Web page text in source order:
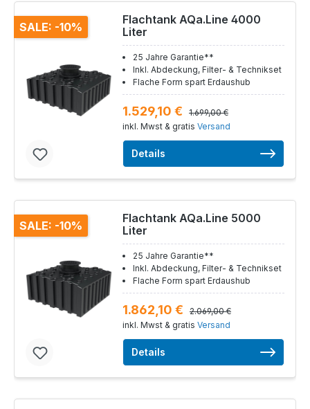
SALE: -10%
Flachtank AQa.Line 4000
Liter
25 Jahre Garantie**
Inkl. Abdeckung, Filter- & Technikset
Flache Form spart Erdaushub
1.529,10 €
1.699,00 €
inkl. Mwst & gratis Versand
Details
SALE: -10%
Flachtank AQa.Line 5000
Liter
25 Jahre Garantie**
Inkl. Abdeckung, Filter- & Technikset
Flache Form spart Erdaushub
1.862,10 €
2.069,00 €
inkl. Mwst & gratis Versand
Details